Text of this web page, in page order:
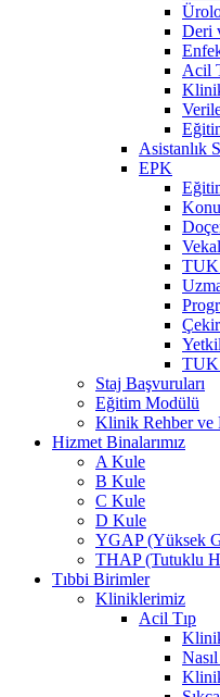
Deri
Acil
Asistanlık
EPK
TUK
TUK
Staj Başvuruları
Eğitim Modülü
Klinik Rehber ve
Hizmet Binalarımız
A Kule
B Kule
C Kule
D Kule
YGAP (Yüksek
THAP (Tutuklu
Tıbbi Birimler
Kliniklerimiz
Acil Tıp